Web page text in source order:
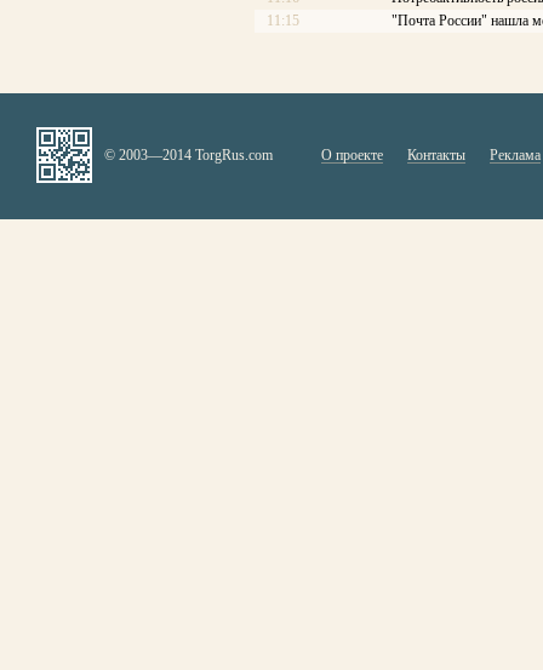
11:15
"Почта России" нашла
© 2003—2014 TorgRus.com О проекте Контакты Реклама